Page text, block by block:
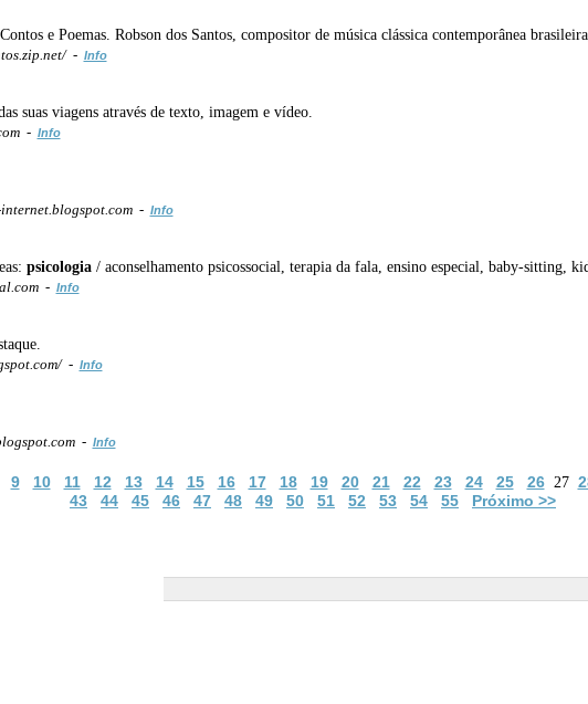
e Poemas. Robson dos Santos, compositor de música clássica contemporânea
- Info
suas viagens através de texto, imagem e vídeo.
- Info
- Info
psicologia/ aconselhamento psicossocial, terapia da fala, ensino especial, baby-sitting,
- Info
- Info
- Info
9 10 11 12 13 14 15 16 17 18 19 20 21 22 23 24 25 2627
43
44 45 46 47 48 49 50 51 52 53 54 55 Próximo >>